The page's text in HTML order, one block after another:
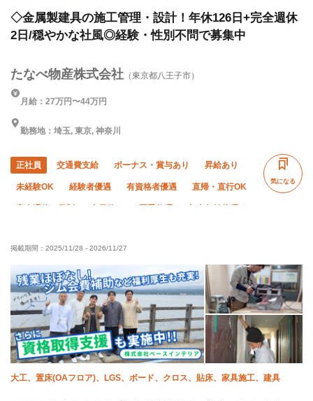
◇金属製建具の施工管理・設計！年休126日+完全週休
2日/穏やかな社風◎経験・性別不問で募集中
たなべ物産株式会社 （東京都八王子市）
月給：27万円〜44万円
勤務地：埼玉, 東京, 神奈川
正社員 交通費支給 ボーナス・賞与あり 昇給あり
未経験OK 経験者優遇 有資格者優遇 直帰・直行OK
資格取得支援あり 禁煙・分煙
気になる
掲載期間： 2025/11/28 - 2026/11/27
大工、置床(OAフロア)、LGS、ボード、クロス、貼床、家具施工、建具